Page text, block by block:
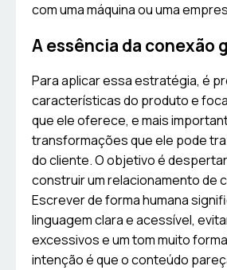
com uma máquina ou uma
A essência da conexão
Para aplicar essa estratégia, é
características do produto e
que ele oferece, e mais
transformações que ele pode
do cliente. O objetivo é
construir um relacionamento de
Escrever de forma humana
linguagem clara e acessível,
excessivos e um tom muito
intenção é que o conteúdo